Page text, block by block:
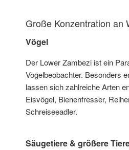
Große Konzentration an
Vögel
Der Lower Zambezi ist ein
Vogelbeobachter. Besonders
lassen sich zahlreiche Arten
Eisvögel, Bienenfresser,
Schreiseeadler.
Säugetiere & größere